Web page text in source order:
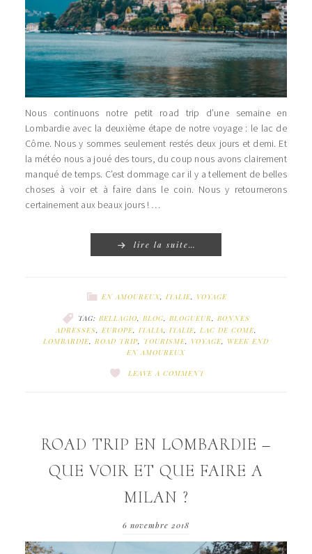
Nous continuons notre petit road trip d’une semaine en
Lombardie avec la deuxième étape de notre voyage : le lac de
Côme. Nous y sommes seulement restés deux jours et demi. Et
la météo nous a joué des tours, du coup nous avons clairement
manqué de temps. C’est dommage car il y a tellement de belles
choses à voir et à faire dans le coin. Nous y retournerons
certainement aux beaux jours ! …
lire la suite…
EN AMOUREUX, ITALIE, VOYAGE
TAG: BELLAGIO BLOG BLOGUEUR
BONNES
ADRESSES
EUROPE, ITALIA ITALIE, LAC DE COME,
LOMBARDIE ROAD TRIP TOURISME VOYAGE
WEEK END
EN AMOUREUX
LEAVE A COMMENT
ROAD TRIP EN LOMBARDIE –
QUE VOIR ET QUE FAIRE A
MILAN ?
6 novembre 2018